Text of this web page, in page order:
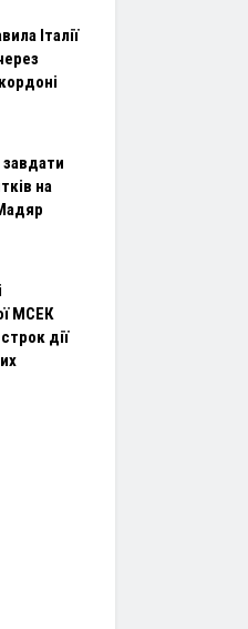
Італії
на
МСЕК
дії